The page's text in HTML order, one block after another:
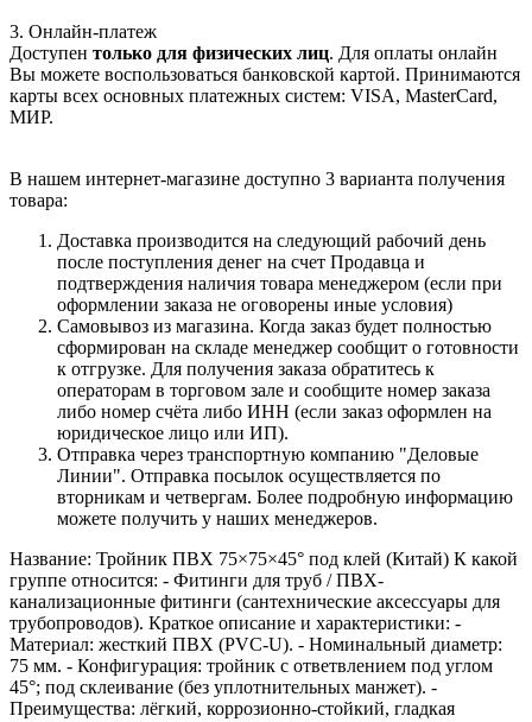
3. Онлайн-платеж
Доступен только для физических лиц. Для оплаты онлайн
Вы можете воспользоваться банковской картой. Принимаются
карты всех основных платежных систем: VISA, MasterCard,
МИР.
В нашем интернет-магазине доступно 3 варианта получения
товара:
Доставка производится на следующий рабочий день
после поступления денег на счет Продавца и
подтверждения наличия товара менеджером (если при
оформлении заказа не оговорены иные условия)
Самовывоз из магазина. Когда заказ будет полностью
сформирован на складе менеджер сообщит о готовности
к отгрузке. Для получения заказа обратитесь к
операторам в торговом зале и сообщите номер заказа
либо номер счёта либо ИНН (если заказ оформлен на
юридическое лицо или ИП).
Отправка через транспортную компанию "Деловые
Линии". Отправка посылок осуществляется по
вторникам и четвергам. Более подробную информацию
можете получить у наших менеджеров.
Название: Тройник ПВХ 75×75×45° под клей (Китай) К какой
группе относится: - Фитинги для труб / ПВХ-
канализационные фитинги (сантехнические аксессуары для
трубопроводов). Краткое описание и характеристики: -
Материал: жесткий ПВХ (PVC‑U). - Номинальный диаметр:
75 мм. - Конфигурация: тройник с ответвлением под углом
45°; под склеивание (без уплотнительных манжет). -
Преимущества: лёгкий, коррозионно‑стойкий, гладкая